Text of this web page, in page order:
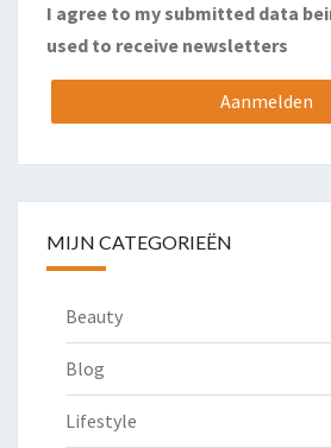
I agree to my submitted data
used to receive newsletters
MIJN CATEGORIEËN
Beauty
Blog
Lifestyle